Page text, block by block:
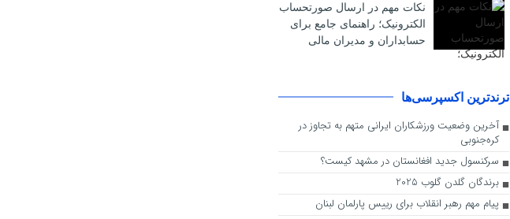
نکات مهم در ارسال صورتحساب
الکترونیک؛ راهنمای جامع برای
حسابداران و مدیران مالی
ترندترین اکسپرسی‌ها
آخرین وضعیت ورزشکاران ایرانی متهم به تجاوز در
کره‌جنوبی
سرکنسول جدید افغانستان در مشهد کیست؟
برندگان گلدن گلوب 2025
پیام مهم رهبر انقلاب برای رییس پارلمان لبنان